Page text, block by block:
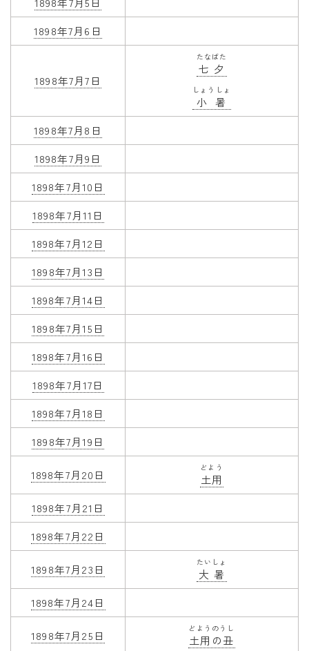
季節の工作
紋切り遊び
1898年7月6日
1898年7月7日
七夕
たなばた
小暑
しょうしょ
1898年7月8日
1898年7月9日
1898年7月10日
1898年7月11日
1898年7月12日
1898年7月13日
1898年7月14日
1898年7月15日
1898年7月16日
1898年7月17日
1898年7月18日
1898年7月19日
1898年7月20日 土用
どよう
1898年7月21日
1898年7月22日
1898年7月23日 大暑
たいしょ
1898年7月24日
1898年7月25日 土用の丑
どようのうし